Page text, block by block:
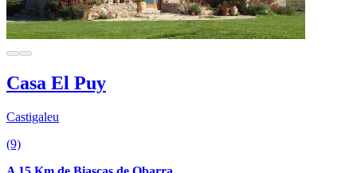
Casa El Puy
Castigaleu
(9)